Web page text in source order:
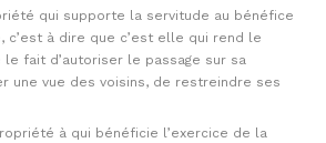
qui supporte la servitude au bénéfice
c’est à dire que c’est elle qui rend le
fait d’autoriser le passage sur sa
une vue des voisins, de restreindre ses
à qui bénéficie l’exercice de la